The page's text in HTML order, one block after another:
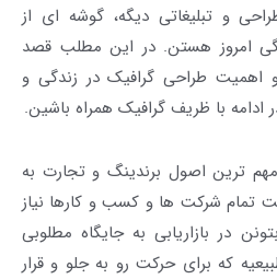
و تبلیغاتی دیگه، گوشه ای از
امروز هستن. در این مطلب قصد
اهمیت طراحی گرافیک در زندگی و
با ظریف گرافیک همراه باشین.
ترین اصول برندینگ و تجارت به
تمام شرکت ها و کسب و کارها نیاز
در بازاریابی به جایگاه مطلوبی
که برای حرکت رو به جلو و قرار